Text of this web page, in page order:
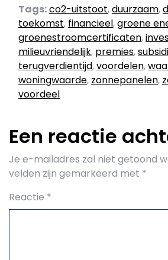
Tags:co2-uitstoot,duurzaam,
toekomst, financieel,groene
groenestroomcertificaten,
milieuvriendelijk, premies,
terugverdientijd,voordelen,
woningwaarde, zonnepanelen,
voordeel
Een reactie
Je e-mailadres zal niet getoond
velden zijn gemarkeerd met *
Reactie *